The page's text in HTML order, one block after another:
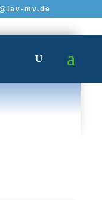
mv.de